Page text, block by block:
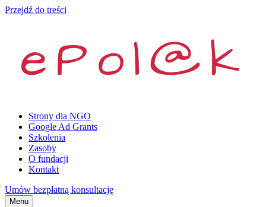
Przejdź do treści
Strony dla NGO
Google Ad Grants
Szkolenia
Zasoby
O fundacji
Kontakt
Umów bezpłatną konsultację
Menu